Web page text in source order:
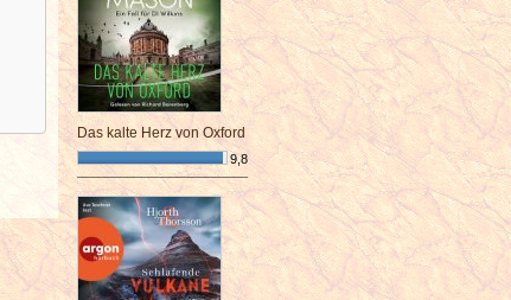
Das kalte Herz von Oxford
9,8
¯¯¯¯¯¯¯¯¯¯¯¯¯¯¯¯¯¯¯¯¯¯¯¯